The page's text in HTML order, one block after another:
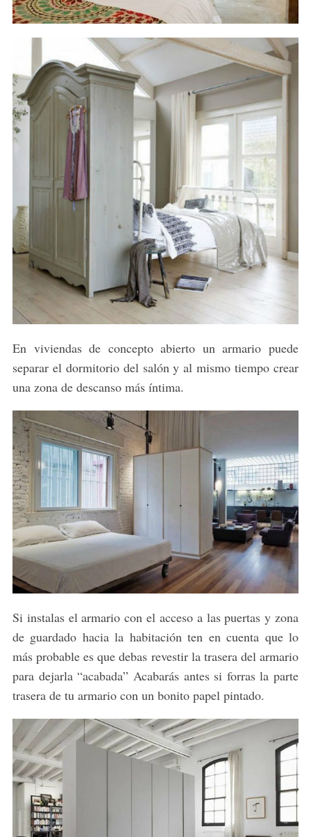
En viviendas de concepto abierto un armario puede
separar el dormitorio del salón y al mismo tiempo crear
una zona de descanso más íntima.
Si instalas el armario con el acceso a las puertas y zona
de guardado hacia la habitación ten en cuenta que lo
más probable es que debas revestir la trasera del armario
para dejarla “acabada” Acabarás antes si forras la parte
trasera de tu armario con un bonito papel pintado.